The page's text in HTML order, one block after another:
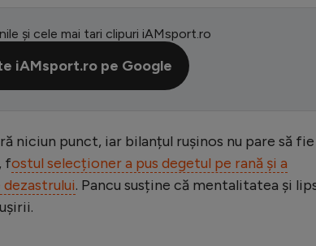
și cele mai tari clipuri iAMsport.ro
iAMsport.ro pe Google
niciun punct, iar bilanțul rușinos nu pare să fie
fostul selecționer a pus degetul pe rană și a
. Pancu susține că mentalitatea și